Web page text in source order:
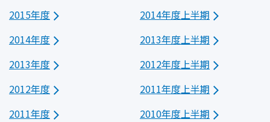
2015年度
2014年度上半期
2014年度
2013年度上半期
2013年度
2012年度上半期
2012年度
2011年度上半期
2011年度
2010年度上半期